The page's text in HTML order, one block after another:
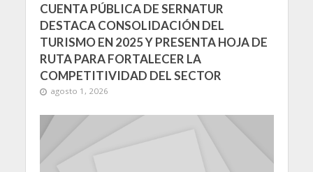
CUENTA PÚBLICA DE SERNATUR
DESTACA CONSOLIDACIÓN DEL
TURISMO EN 2025 Y PRESENTA HOJA DE
RUTA PARA FORTALECER LA
COMPETITIVIDAD DEL SECTOR
agosto 1, 2026